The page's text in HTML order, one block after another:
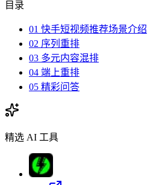
目录
01 快手短视频推荐场景介绍
02 序列重排
03 多元内容混排
04 端上重排
05 精彩问答
精选 AI 工具